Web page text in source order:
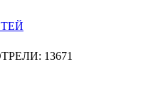
13671